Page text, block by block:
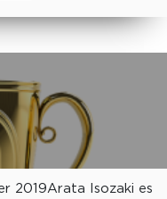
2019Arata Isozaki es